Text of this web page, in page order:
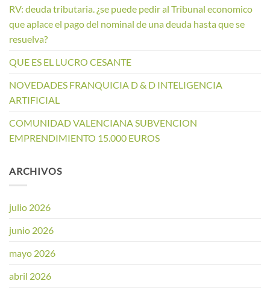
RV: deuda tributaria. ¿se puede pedir al Tribunal economico
que aplace el pago del nominal de una deuda hasta que se
resuelva?
QUE ES EL LUCRO CESANTE
NOVEDADES FRANQUICIA D & D INTELIGENCIA
ARTIFICIAL
COMUNIDAD VALENCIANA SUBVENCION
EMPRENDIMIENTO 15.000 EUROS
ARCHIVOS
julio 2026
junio 2026
mayo 2026
abril 2026